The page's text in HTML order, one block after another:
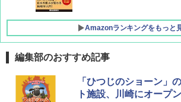
Amazonランキングをもっと
[キャンパーズコレクシ
プテント 傘みたいに広
ッとサンシェード キュ
DEWEL パラソル 大型
ラソル ガーデン サイト
防水 UVカット 4段階高
編集部のおすすめ記事
「ひつじのショーン」
ト施設、川崎にオープン